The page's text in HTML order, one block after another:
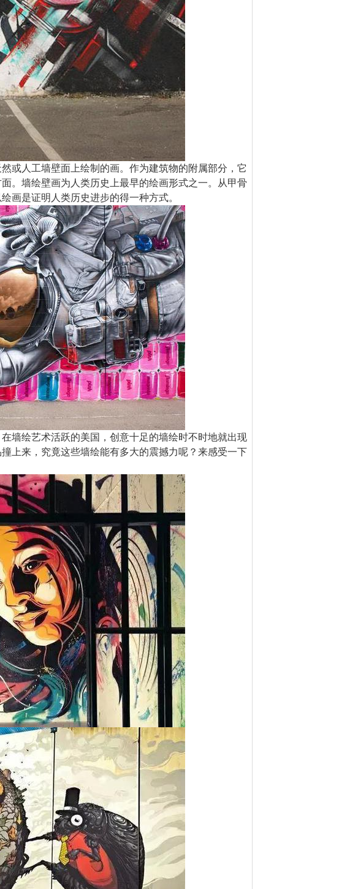
或人工墙壁面上绘制的画。作为建筑物的附属部分，它
。 墙绘壁画为人类历史上最早的绘画形式之一。从甲骨
画是证明人类历史进步的得一种方式。
绘艺术活跃的美国，创意十足的墙绘时不时地就出现
上来，究竟这些墙绘能有多大的震撼力呢？来感受一下